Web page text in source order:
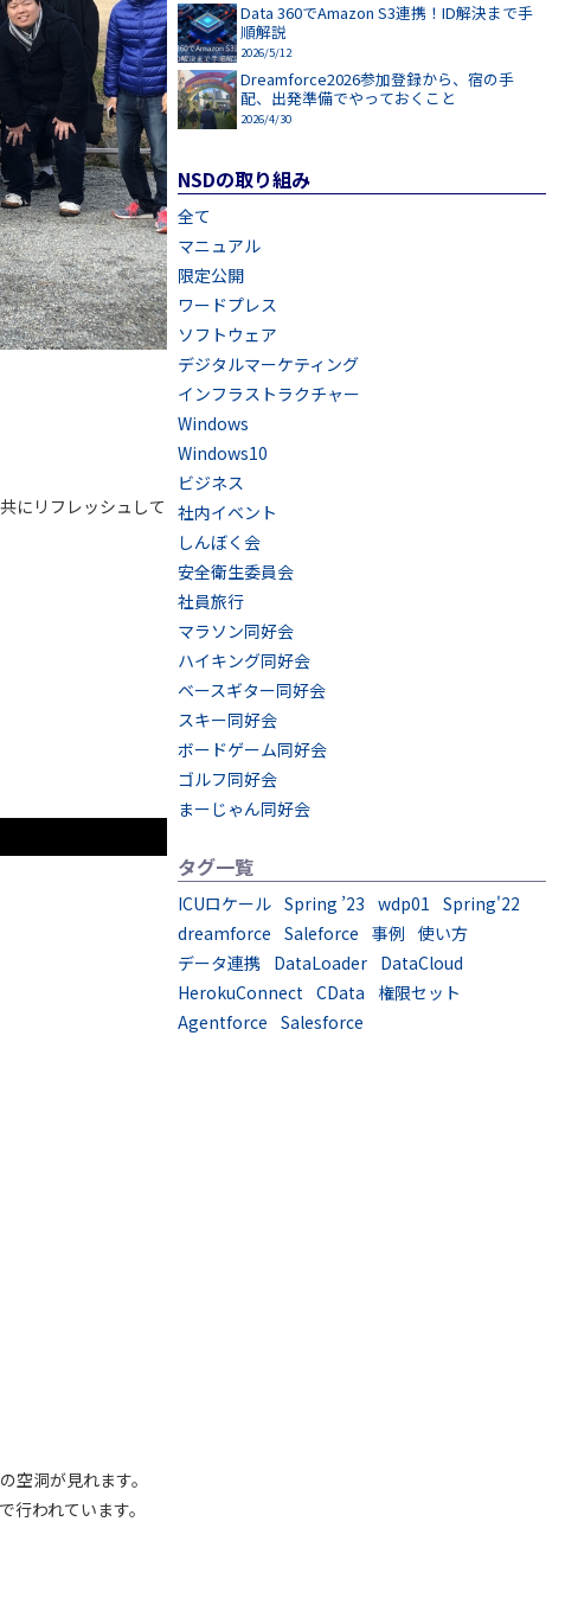
にリフレッシュして
洞が見れます。
われています。
Data 360でAmazon S3連携！ID解決まで手
順解説
2026/5/12
Dreamforce2026参加登録から、宿の手
配、出発準備でやっておくこと
2026/4/30
NSDの取り組み
全て
マニュアル
限定公開
ワードプレス
ソフトウェア
デジタルマーケティング
インフラストラクチャー
Windows
Windows10
ビジネス
社内イベント
しんぼく会
安全衛生委員会
社員旅行
マラソン同好会
ハイキング同好会
ベースギター同好会
スキー同好会
ボードゲーム同好会
ゴルフ同好会
まーじゃん同好会
タグ一覧
ICUロケール Spring ’23 wdp01 Spring'22
dreamforce Saleforce 事例 使い方
データ連携 DataLoader DataCloud
HerokuConnect CData 権限セット
Agentforce Salesforce